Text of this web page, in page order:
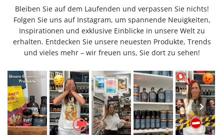
Bleiben Sie auf dem Laufenden und verpassen Sie nichts!
Folgen Sie uns auf Instagram, um spannende Neuigkeiten,
Inspirationen und exklusive Einblicke in unsere Welt zu
erhalten. Entdecken Sie unsere neuesten Produkte, Trends
und vieles mehr – wir freuen uns, Sie dort zu sehen!